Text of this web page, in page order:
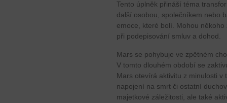
Tento úplněk přináší téma
další osobou, společníkem nebo
emoce, které bolí. Mohou
při podepisování smluv a dohod.
Mars se pohybuje ve zpětném
V tomto dlouhém období se
Mars otevírá aktivitu z minulosti
napojení na smrt či ostatní
majetkové záležitosti, ale také